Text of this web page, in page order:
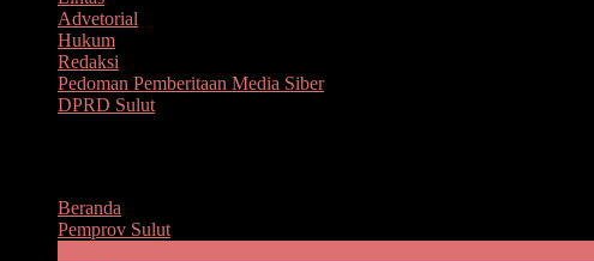
Advetorial
Hukum
Redaksi
Pedoman Pemberitaan Media Siber
DPRD Sulut
Beranda
Pemprov Sulut